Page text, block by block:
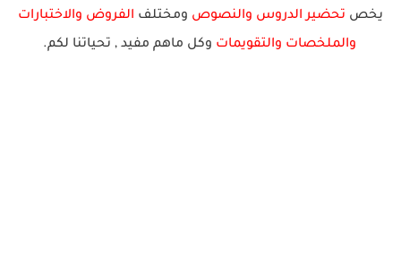
يخص تحضير الدروس والنصوص ومختلف الفروض والاختبارات
والملخصات والتقويمات وكل ماهم مفيد , تحياتنا لكم.